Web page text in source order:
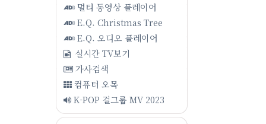
멀티 동영상 플레이어
E.Q. Christmas Tree
E.Q. 오디오 플레이어
실시간 TV보기
가사검색
컴퓨터 오목
K-POP 걸그룹 MV 2023